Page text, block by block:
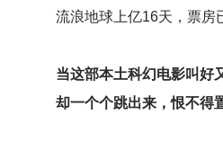
流浪地球上亿16天，票房
当这部本土科幻电影叫好
却一个个跳出来，恨不得